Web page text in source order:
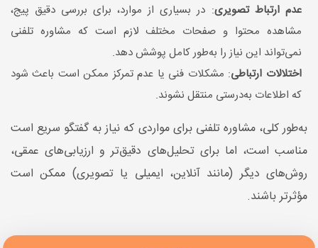
عدم ارتباط تصویری: در بسیاری از موارد، برای بررسی دقیق پیج،
مشاهده محتوا و صفحات مختلف لازم است که مشاوره تلفنی
نمی‌تواند این نیاز را به‌طور کامل پوشش دهد.
اختلالات ارتباطی: مشکلات فنی یا عدم تمرکز ممکن است باعث شود
که اطلاعات به‌درستی منتقل نشوند.
به‌طور کلی، مشاوره تلفنی برای مواردی که نیاز به گفتگو سریع است
مناسب است، اما برای تحلیل‌های دقیق‌تر و ارزیابی‌های عمقی،
روش‌های دیگر (مانند آنلاین، ایمیلی یا تصویری) ممکن است
مؤثرتر باشند.